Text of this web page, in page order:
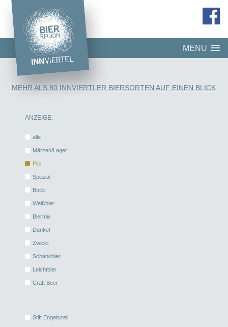
MENU
MEHR ALS 80 INNVIERTLER BIERSORTEN AUF EINEN BLICK
ANZEIGE:
alle
Märzen/Lager
Pils
Spezial
Bock
Weißbier
Biermix
Dunkel
Zwickl
Schankbier
Leichtbier
Craft Beer
Stift Engelszell